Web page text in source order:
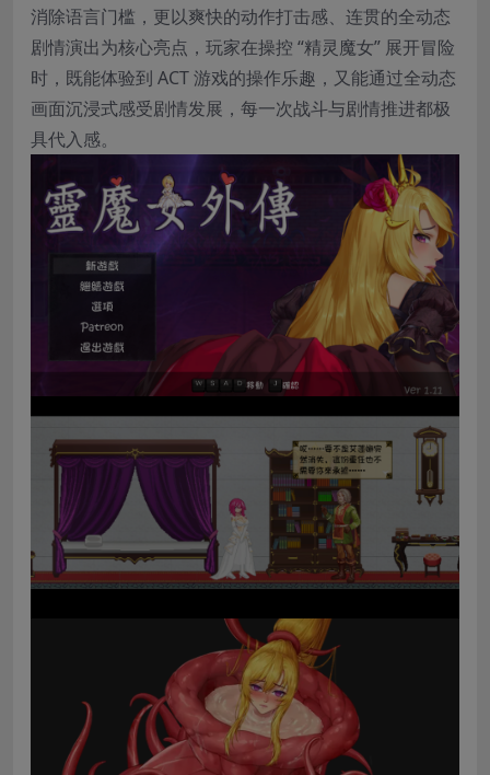
消除语言门槛，更以爽快的动作打击感、连贯的全动态
剧情演出为核心亮点，玩家在操控 “精灵魔女” 展开冒险
时，既能体验到 ACT 游戏的操作乐趣，又能通过全动态
画面沉浸式感受剧情发展，每一次战斗与剧情推进都极
具代入感。